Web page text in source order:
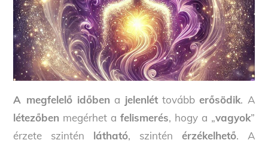
A megfelelő időben a jelenléttovábberősödik. A
létezőben megérhet a felismerés, hogy a „vagyok”
érzete szintén látható, szintén érzékelhető. A